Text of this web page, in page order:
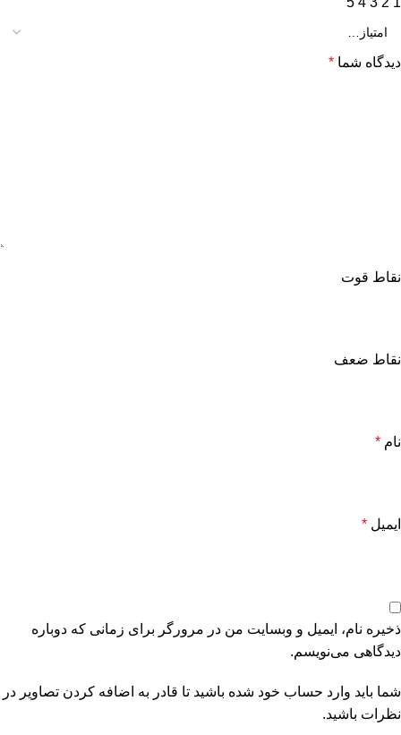
دیدگاه شما *
نقاط قوت
نقاط ضعف
نام *
ایمیل *
ذخیره نام، ایمیل و وبسایت من در مرورگر برای زمانی که دوباره
دیدگاهی می‌نویسم.
شما باید وارد حساب خود شده باشید تا قادر به اضافه کردن تصاویر در
نظرات باشید.